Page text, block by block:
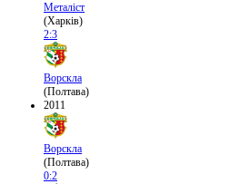
Металіст
(Харків)
2:3
Ворскла
(Полтава)
2011
Ворскла
(Полтава)
0:2